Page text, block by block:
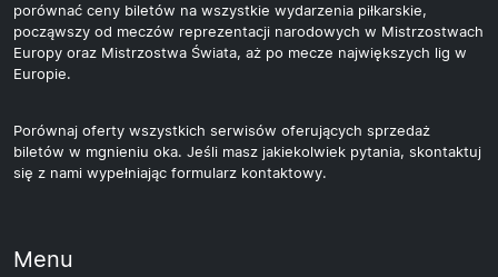
porównać ceny biletów na wszystkie wydarzenia piłkarskie,
począwszy od meczów reprezentacji narodowych w Mistrzostwach
Europy oraz Mistrzostwa Świata, aż po mecze największych lig w
Europie.
Porównaj oferty wszystkich serwisów oferujących sprzedaż
biletów w mgnieniu oka. Jeśli masz jakiekolwiek pytania, skontaktuj
się z nami wypełniając formularz kontaktowy.
Menu